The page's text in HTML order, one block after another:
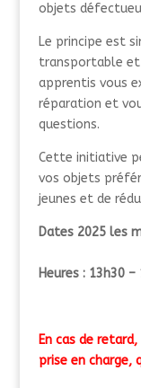
objets
Le principe est
transportable et
apprentis vous
réparation et
questions.
Cette initiative
vos objets
jeunes et de
Dates 2025 les
Heures : 13h30 –
En cas de
prise en